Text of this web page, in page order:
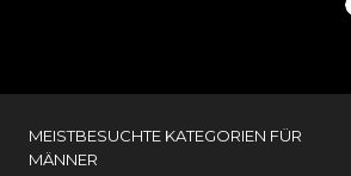
MEISTBESUCHTE KATEGORIEN FÜR
MÄNNER